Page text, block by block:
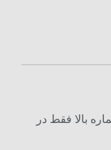
بالا فقط در